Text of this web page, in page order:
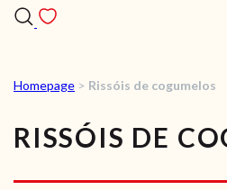
Homepage > Rissóis de cogumelos
RISSÓIS DE